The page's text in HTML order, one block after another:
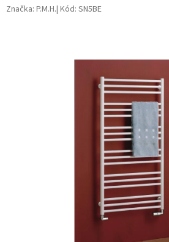
Značka: P.M.H. Kód: SN5BE